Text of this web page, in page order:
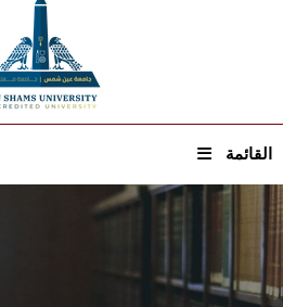
القائمة